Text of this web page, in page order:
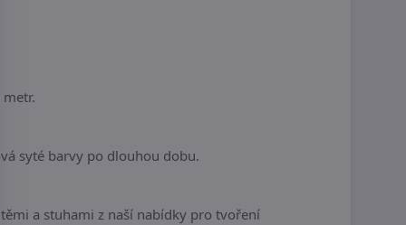
syté barvy po dlouhou dobu.
a stuhami z naší nabídky pro tvoření